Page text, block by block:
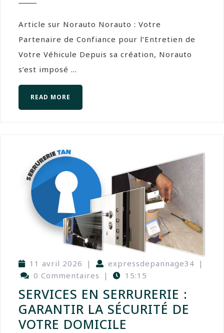
Article sur Norauto Norauto : Votre
Partenaire de Confiance pour l’Entretien de
Votre Véhicule Depuis sa création, Norauto
s’est imposé ...
READ MORE
11 avril 2026 | expressdepannage34 |
0 Commentaires
| 15:15
SERVICES EN SERRURERIE :
GARANTIR LA SÉCURITÉ DE
VOTRE DOMICILE